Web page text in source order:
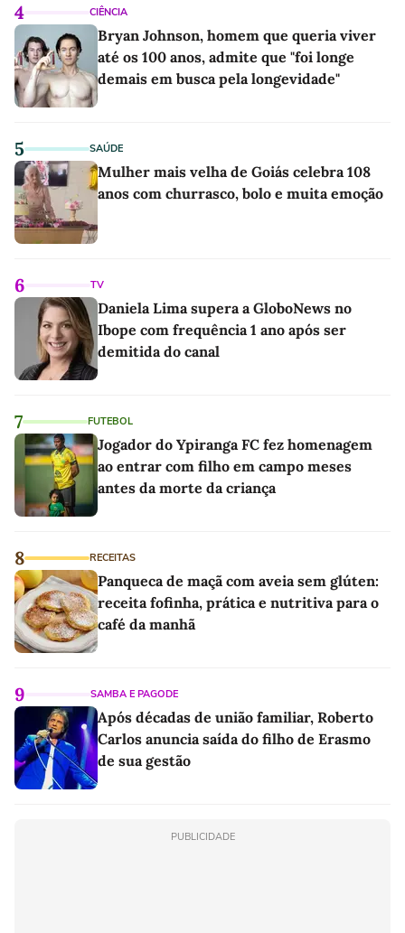
4 CIÊNCIA
Bryan Johnson, homem que queria viver
até os 100 anos, admite que "foi longe
demais em busca pela longevidade"
5 SAÚDE
Mulher mais velha de Goiás celebra 108
anos com churrasco, bolo e muita emoção
6 TV
Daniela Lima supera a GloboNews no
Ibope com frequência 1 ano após ser
demitida do canal
7 FUTEBOL
Jogador do Ypiranga FC fez homenagem
ao entrar com filho em campo meses
antes da morte da criança
8 RECEITAS
Panqueca de maçã com aveia sem glúten:
receita fofinha, prática e nutritiva para o
café da manhã
9 SAMBA E PAGODE
Após décadas de união familiar, Roberto
Carlos anuncia saída do filho de Erasmo
de sua gestão
PUBLICIDADE